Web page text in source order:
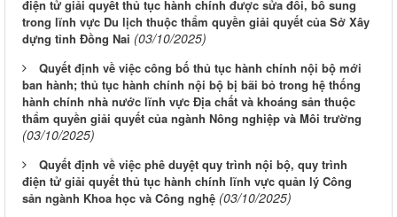
điện tử giải quyết thủ tục hành chính được sửa đổi, bổ sung
trong lĩnh vực Du lịch thuộc thẩm quyền giải quyết của Sở Xây
dựng tỉnh Đồng Nai (03/10/2025)
Quyết định về việc công bố thủ tục hành chính nội bộ mới
ban hành; thủ tục hành chính nội bộ bị bãi bỏ trong hệ thống
hành chính nhà nước lĩnh vực Địa chất và khoáng sản thuộc
thẩm quyền giải quyết của ngành Nông nghiệp và Môi trường
(03/10/2025)
Quyết định về việc phê duyệt quy trình nội bộ, quy trình
điện tử giải quyết thủ tục hành chính lĩnh vực quản lý Công
sản ngành Khoa học và Công nghệ (03/10/2025)